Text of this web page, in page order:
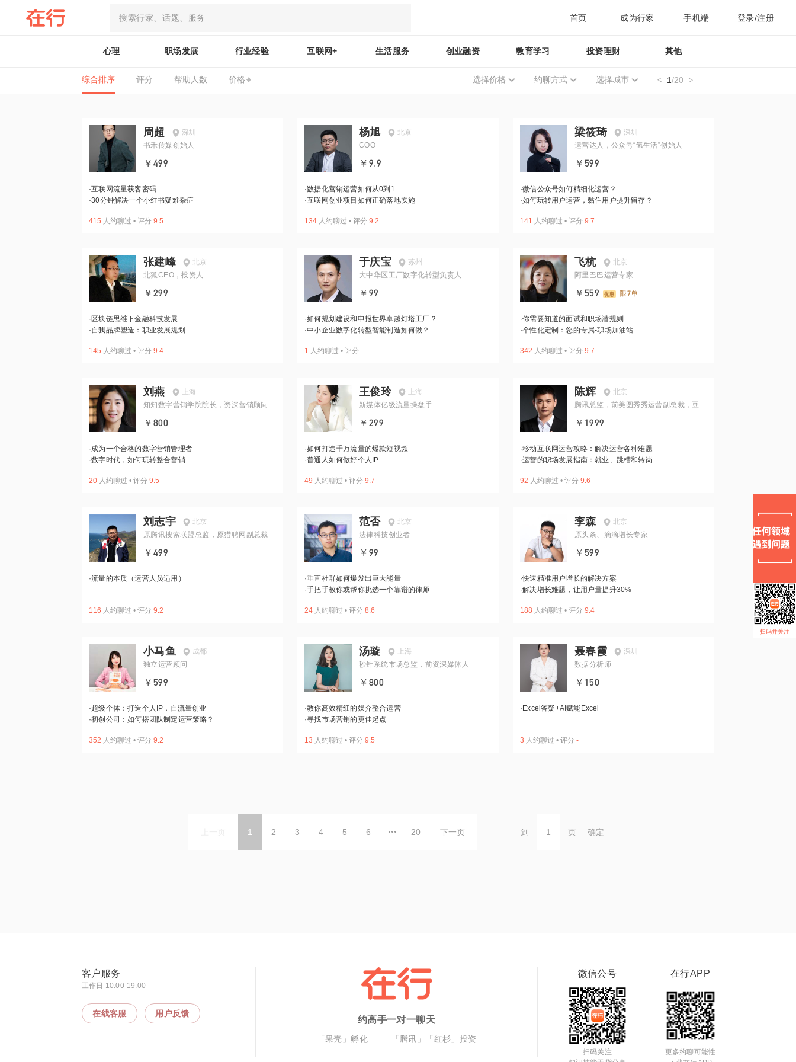
首页 成为行家 手机端 登录/注册
心理 职场发展 行业经验 互联网+ 生活服务 创业融资 教育学习 投资理财 其他
综合排序 评分 帮助人数 价格 选择价格 约聊方式 选择城市 1/20
周超
深圳
书禾传媒创始人
￥499
·互联网流量获客密码
·30分钟解决一个小红书疑难杂症
415 人约聊过 • 评分 9.5
杨旭
北京
COO
￥9.9
·数据化营销运营如何从0到1
·互联网创业项目如何正确落地实施
134 人约聊过 • 评分 9.2
梁筱琦
深圳
运营达人，公众号“氢生活”创始人
￥599
·微信公众号如何精细化运营？
·如何玩转用户运营，黏住用户提升留存？
141 人约聊过 • 评分 9.7
张建峰
北京
北狐CEO，投资人
￥299
· 区块链思维下金融科技发展
·自我品牌塑造：职业发展规划
145 人约聊过 • 评分 9.4
于庆宝
苏州
大中华区工厂数字化转型负责人
￥99
·如何规划建设和申报世界卓越灯塔工厂？
·中小企业数字化转型智能制造如何做？
1 人约聊过 • 评分 -
飞杭
北京
阿里巴巴运营专家
￥559 限7单
·你需要知道的面试和职场潜规则
·个性化定制：您的专属-职场加油站
342 人约聊过 • 评分 9.7
刘燕
上海
知知数字营销学院院长，资深营销顾问
￥800
·成为一个合格的数字营销管理者
·数字时代，如何玩转整合营销
20 人约聊过 • 评分 9.5
王俊玲
上海
新媒体亿级流量操盘手
￥299
·如何打造千万流量的爆款短视频
·普通人如何做好个人IP
49 人约聊过 • 评分 9.7
陈辉
北京
腾讯总监，前美图秀秀运营副总裁，豆瓣
￥1999
·移动互联网运营攻略：解决运营各种难题
·运营的职场发展指南：就业、跳槽和转岗
92 人约聊过 • 评分 9.6
刘志宇
北京
原腾讯搜索联盟总监，原猎聘网副总裁
￥499
·流量的本质（运营人员适用）
116 人约聊过 • 评分 9.2
范否
北京
法律科技创业者
￥99
·垂直社群如何爆发出巨大能量
·手把手教你或帮你挑选一个靠谱的律师
24 人约聊过 • 评分 8.6
李森
北京
原头条、滴滴增长专家
￥599
·快速精准用户增长的解决方案
·解决增长难题，让用户量提升30%
188 人约聊过 • 评分 9.4
小马鱼
成都
独立运营顾问
￥599
·超级个体：打造个人IP，自流量创业
·初创公司：如何搭团队制定运营策略？
352 人约聊过 • 评分 9.2
汤璇
上海
秒针系统市场总监，前资深媒体人
￥800
·教你高效精细的媒介整合运营
·寻找市场营销的更佳起点
13 人约聊过 • 评分 9.5
聂春霞
深圳
数据分析师
￥150
· Excel答疑+AI赋能Excel
3 人约聊过 • 评分 -
1 2 3 4 5 6 20 下一页 到 页 确定
扫码并关注
客户服务
工作日 10:00-19:00
在线客服 用户反馈
约高手一对一聊天
「果壳」孵化 「腾讯」「红杉」投资
微信公号
扫码关注
在行APP
更多约聊可能性